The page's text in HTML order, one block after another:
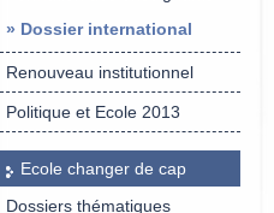
» Dossier international
Renouveau institutionnel
Politique et Ecole 2013
Ecole changer de cap
Dossiers thématiques